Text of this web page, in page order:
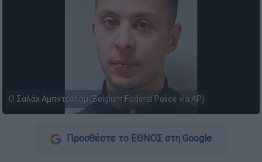
Ο Σαλάχ Αμπντεσλάμ (Belgium Federal Police via AP)
Προσθέστε το ΕΘΝΟΣ στη Google